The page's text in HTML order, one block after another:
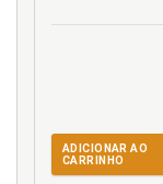
ADICIONAR AO
CARRINHO